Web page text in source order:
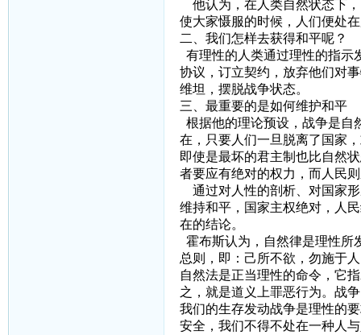
他认为，在人类自然状态下
使大家慑服的时候，人们便处
二、我们怎样去获得和平呢？
有理性的人类通过理性的指示
协议，订立契约，放弃他们对
维坦，摆脱战争状态。
三、最重要的是如何维护和平
根据他的理论预设，战争是自
在，只要人们一旦脱离了国家
即使是最坏的君主制也比自然
者要应有绝对的权力，而人民
通过对人性的剖析、对国家
维持和平，国家主权绝对，人
在的结论。
霍布斯认为，自然律是理性所
总则，即：己所不欲，勿施于
自然法是正当理性的命令，它
之，就是道义上罪恶行为。战
我们的生存发动战争是理性的
安全，我们不得不处在一种人